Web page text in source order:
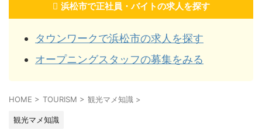
浜松市で正社員・バイトの求人を探す
タウンワークで浜松市の求人を探す
オープニングスタッフの募集をみる
HOME > TOURISM > 観光マメ知識 >
観光マメ知識